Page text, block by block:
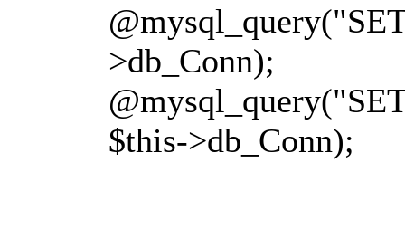
>db_Conn);
$this->db_Conn);